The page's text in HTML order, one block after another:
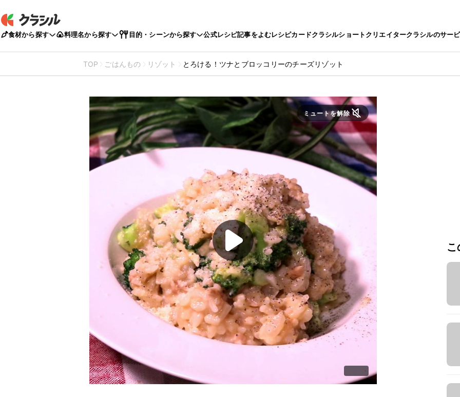
食材から探す 料理名から探す 目的・シーンから探す 公式レシピ記事をよむレシピカードクラシルショートクリエイタークラシルのサー
TOP ごはんもの リゾット とろける！ツナとブロッコリーのチーズリゾット
ミュートを解除